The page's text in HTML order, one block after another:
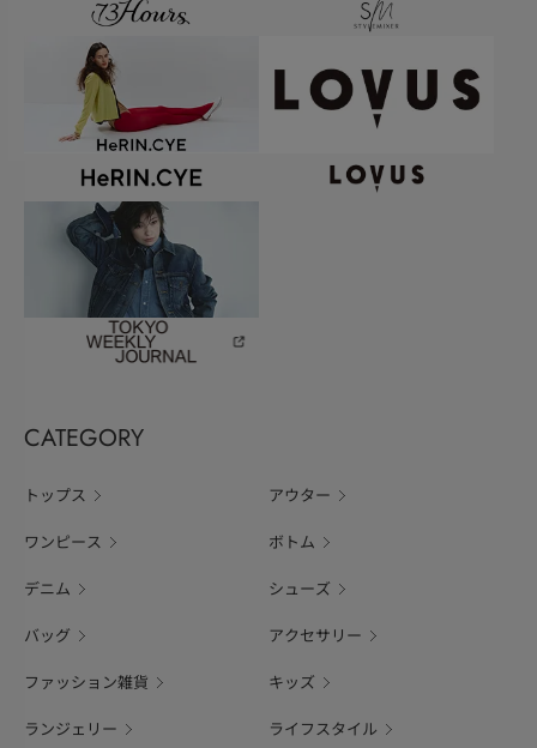
CATEGORY
トップス アウター
ワンピース ボトム
デニム シューズ
バッグ アクセサリー
ファッション雑貨 キッズ
ランジェリー ライフスタイル